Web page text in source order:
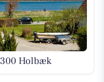
Holbæk